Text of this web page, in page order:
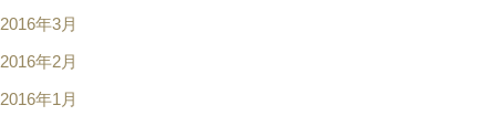
2016年3月
2016年2月
2016年1月